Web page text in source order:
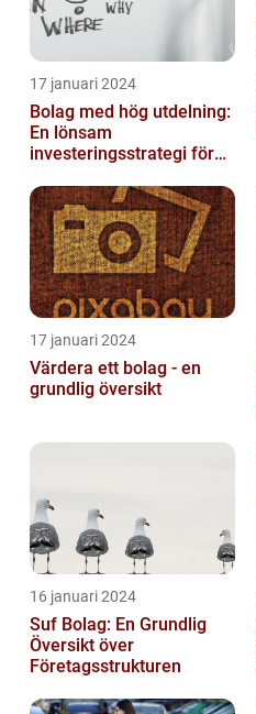
17 januari 2024
Bolag med hög utdelning:
En lönsam
investeringsstrategi för
17 januari 2024
Värdera ett bolag - en
grundlig översikt
16 januari 2024
Suf Bolag: En Grundlig
Översikt över
Företagsstrukturen